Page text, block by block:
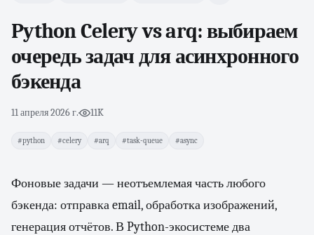
Python Celery vs arq: выбираем
очередь задач для асинхронного
бэкенда
11 апреля 2026 г.· 11K
#python #celery #arq #task-queue #async
Фоновые задачи — неотъемлемая часть любого
бэкенда: отправка email, обработка изображений,
генерация отчётов. В Python-экосистеме два